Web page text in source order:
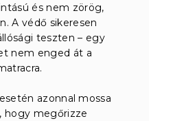
és nem zörög,
A védő sikeresen
teszten – egy
nem enged át a
azonnal mossa
hogy megőrizze